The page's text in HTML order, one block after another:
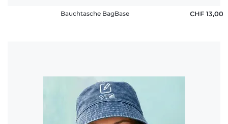
Bauchtasche BagBase CHF 13,00